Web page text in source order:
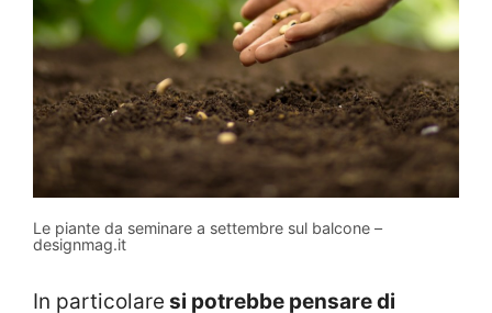
Le piante da seminare a settembre sul balcone –
designmag.it
In particolare si potrebbe pensare di